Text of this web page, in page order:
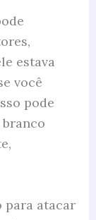
estava
você
pode
para atacar